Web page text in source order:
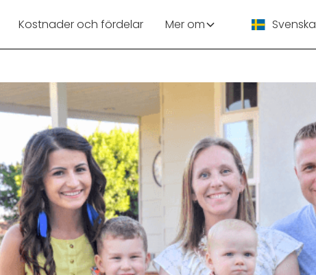
Kostnader och fördelar Mer om Svenska